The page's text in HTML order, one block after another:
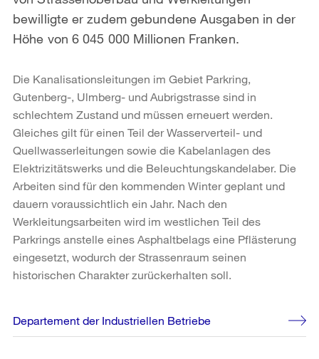
bewilligte er zudem gebundene Ausgaben in der
Höhe von 6 045 000 Millionen Franken.
Die Kanalisationsleitungen im Gebiet Parkring,
Gutenberg-, Ulmberg- und Aubrigstrasse sind in
schlechtem Zustand und müssen erneuert werden.
Gleiches gilt für einen Teil der Wasserverteil- und
Quellwasserleitungen sowie die Kabelanlagen des
Elektrizitätswerks und die Beleuchtungskandelaber. Die
Arbeiten sind für den kommenden Winter geplant und
dauern voraussichtlich ein Jahr. Nach den
Werkleitungsarbeiten wird im westlichen Teil des
Parkrings anstelle eines Asphaltbelags eine Pflästerung
eingesetzt, wodurch der Strassenraum seinen
historischen Charakter zurückerhalten soll.
Weitere
Informationen
Departement der Industriellen Betriebe